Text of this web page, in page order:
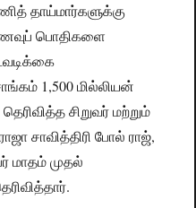
தாய்மார்களுக்கு
பொதிகளை
1,500 மில்லியன்
சிறுவர் மற்றும்
சாவித்திரி போல் ராஜ்,
மாதம் முதல்